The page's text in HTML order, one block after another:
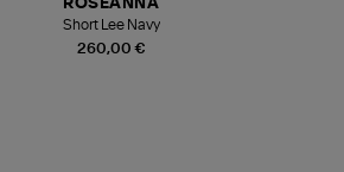
260,00 €
ROSEANNA
Short Lee Navy